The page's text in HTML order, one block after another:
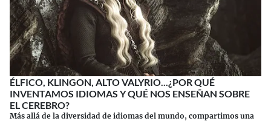
ÉLFICO, KLINGON, ALTO VALYRIO...¿POR QUÉ
INVENTAMOS IDIOMAS Y QUÉ NOS ENSEÑAN SOBRE
EL CEREBRO?
Más allá de la diversidad de idiomas del mundo, compartimos una